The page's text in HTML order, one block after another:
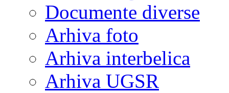
Documente diverse
Arhiva foto
Arhiva interbelica
Arhiva UGSR